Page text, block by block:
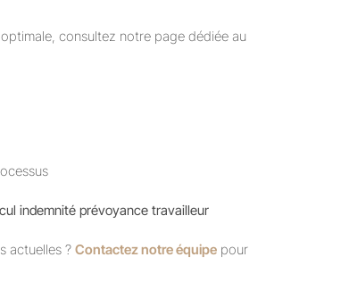
consultez notre page dédiée au
indemnité prévoyance travailleur
actuelles ? Contactez notre équipe pour